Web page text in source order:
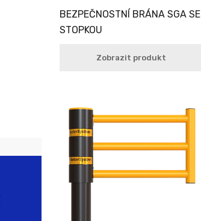
BEZPEČNOSTNÍ BRÁNA SGA SE
STOPKOU
Zobrazit produkt